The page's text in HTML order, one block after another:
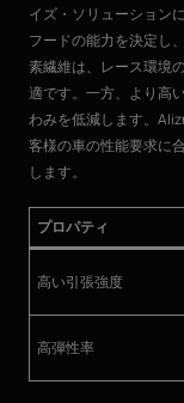
イズ・ソリューション
フードの能力を決定し
素繊維は、レース環境
適です。一方、より高
わみを低減します。
客様の車の性能要求に
します。
プロパティ
高い引張強度
高弾性率